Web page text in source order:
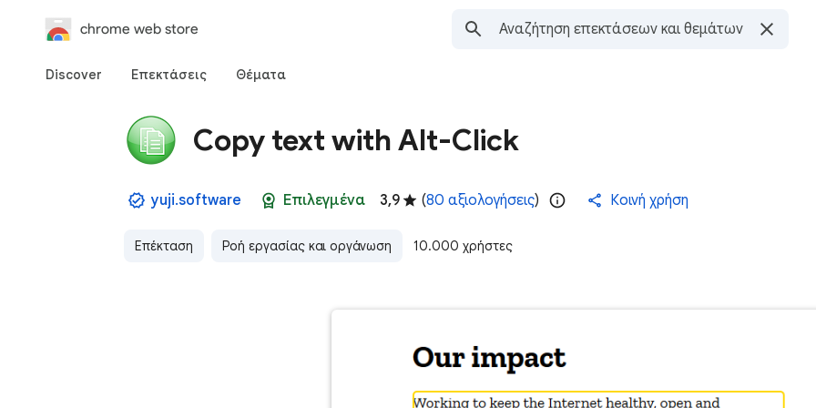
chrome web store
Discover Επεκτάσεις Θέματα
Copy text with Alt-Click
yuji.software Επιλεγμένα 3,9 (80 αξιολογήσεις) Κοινή χρήση
Επέκταση Ροή εργασίας και οργάνωση 10.000 χρήστες